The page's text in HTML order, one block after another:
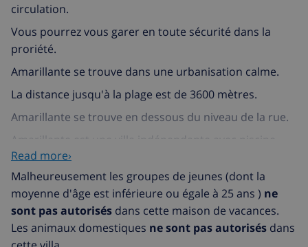
circulation.
Vous pourrez vous garer en toute sécurité dans la
proriété.
Amarillante se trouve dans une urbanisation calme.
La distance jusqu'à la plage est de 3600 mètres.
Amarillante se trouve en dessous du niveau de la rue.
Amarillante est une villa indépendante avec piscine
privée.
Entrée: vous trouverez la:
salle de séjour
cuisine
Read more›
Malheureusement les groupes de jeunes (dont la
moyenne d'âge est inférieure ou égale à 25 ans ) ne
sont pas autorisés dans cette maison de vacances.
Les animaux domestiques ne sont pas autorisés dans